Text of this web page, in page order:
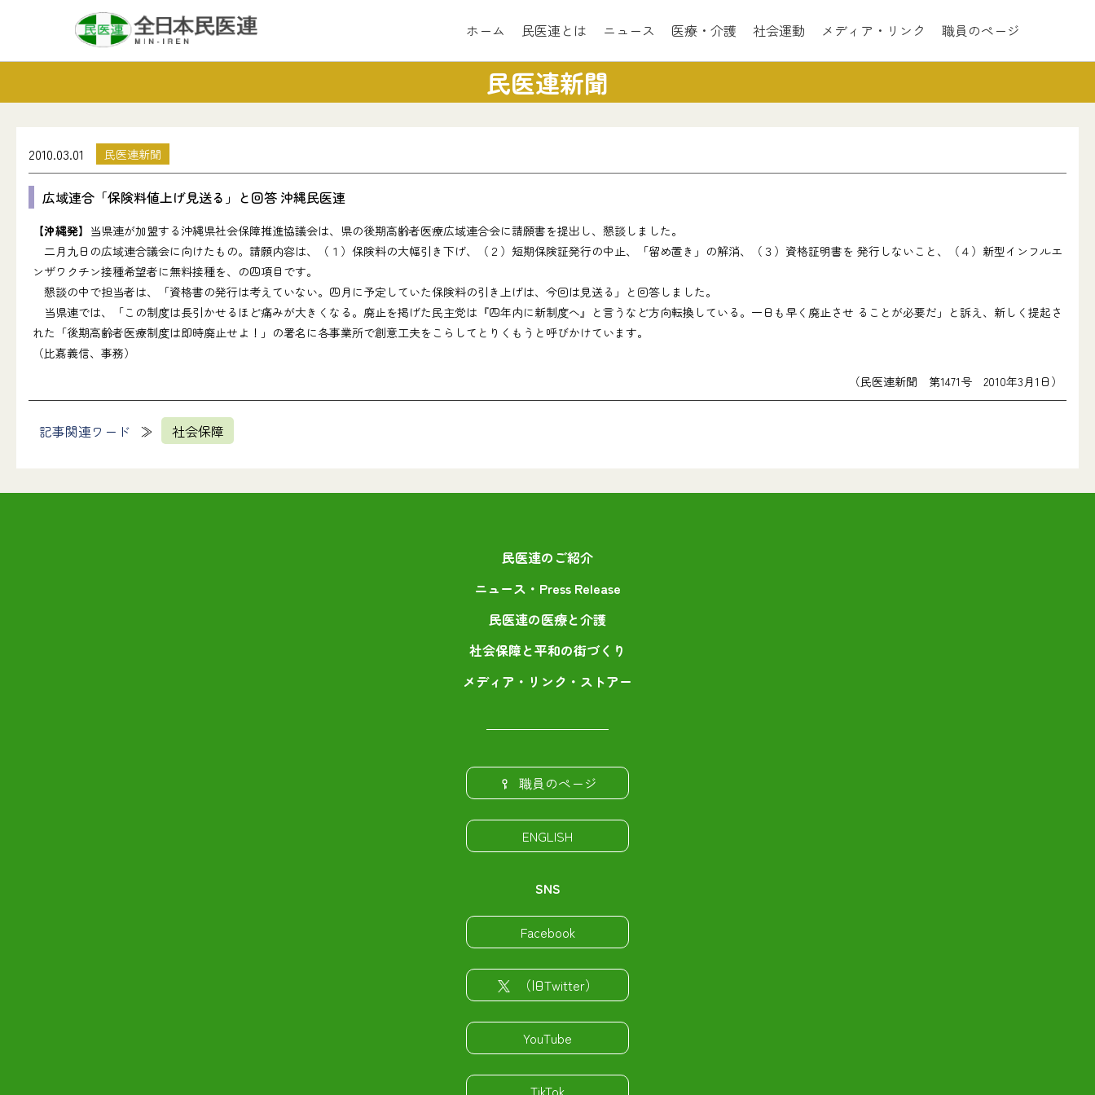
ホーム 民医連とは ニュース 医療・介護 社会運動 メディア・リンク 職員のページ
民医連新聞
2010.03.01 民医連新聞
広域連合「保険料値上げ見送る」と回答 沖縄民医連
【沖縄発】 当県連が加盟する沖縄県社会保障推進協議会は、県の後期高齢者医療広域連合会に請願書を提出し、懇談しました。
二月九日の広域連合議会に向けたもの。請願内容は、（１）保険料の大幅引き下げ、（２）短期保険証発行の中止、「留め置き」の解消、（３）資格証明書を 発行しないこと、（４）新型インフルエ
ンザワクチン接種希望者に無料接種を、の四項目です。
懇談の中で担当者は、「資格書の発行は考えていない。四月に予定していた保険料の引き上げは、今回は見送る」と回答しました。
当県連では、「この制度は長引かせるほど痛みが大きくなる。廃止を掲げた民主党は『四年内に新制度へ』と言うなど方向転換している。一日も早く廃止させ ることが必要だ」と訴え、新しく提起さ
れた「後期高齢者医療制度は即時廃止せよ！」の署名に各事業所で創意工夫をこらしてとりくもうと呼びかけています。
（比嘉義信、事務）
（民医連新聞 第1471号 2010年3月1日）
記事関連ワード 社会保障
民医連のご紹介
ニュース・Press Release
民医連の医療と介護
社会保障と平和の街づくり
メディア・リンク・ストアー
職員のページ
ENGLISH
SNS
Facebook
（旧Twitter）
YouTube
TikTok